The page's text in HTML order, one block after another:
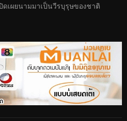
ดเผยนามมาเป็นวีรบุรุษของชาติ